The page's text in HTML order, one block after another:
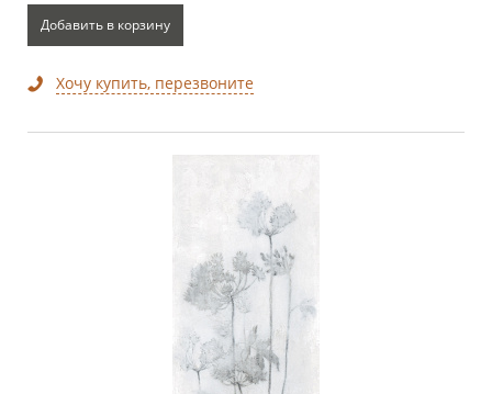
Добавить в корзину
Хочу купить, перезвоните